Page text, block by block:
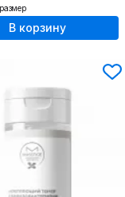
В корзину